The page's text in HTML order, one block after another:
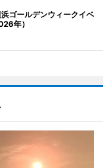
ゴールデンウィークイベ
年）